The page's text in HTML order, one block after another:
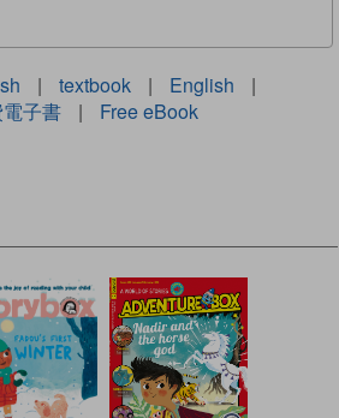
| textbook | English
|
子書 | Free eBook